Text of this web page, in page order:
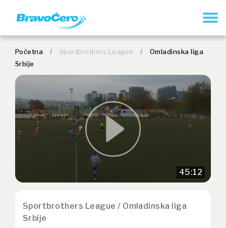
Početna / Sportbrothers League /
Omladinska liga
Srbije
45:12
Sportbrothers League / Omladinska liga
Srbije